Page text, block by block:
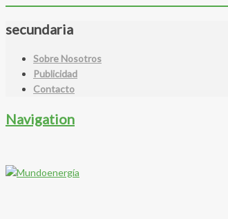
secundaria
Sobre Nosotros
Publicidad
Contacto
Navigation